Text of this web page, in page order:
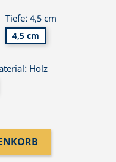
Tiefe: 4,5 cm
4,5 cm
Holz